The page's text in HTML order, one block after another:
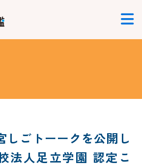
しごトーークを公開し
法人足立学園 認定こ